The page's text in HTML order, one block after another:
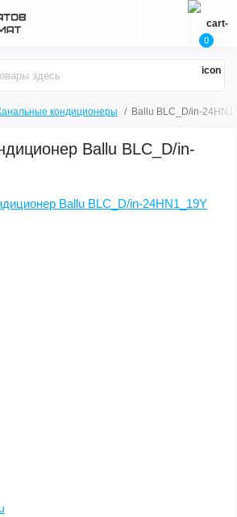
0
кондиционеры Ballu BLC_D/in-
Ballu BLC_D/in-